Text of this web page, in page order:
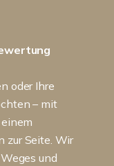
oder Ihre
– mit
zur Seite. Wir
und